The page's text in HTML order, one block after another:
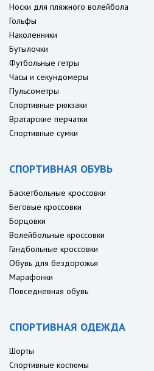
Носки для пляжного волейбола
Гольфы
Наколенники
Бутылочки
Футбольные гетры
Часы и секундомеры
Пульсометры
Спортивные рюкзаки
Вратарские перчатки
Спортивные сумки
СПОРТИВНАЯ ОБУВЬ
Баскетбольные кроссовки
Беговые кроссовки
Борцовки
Волейбольные кроссовки
Гандбольные кроссовки
Обувь для бездорожья
Марафонки
Повседневная обувь
СПОРТИВНАЯ ОДЕЖДА
Шорты
Спортивные костюмы